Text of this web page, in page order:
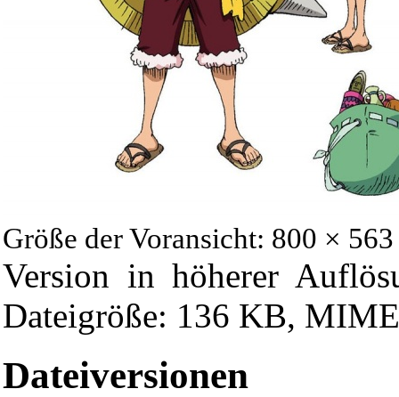
Größe der Voransicht: 800 ×
Version in höherer
Dateigröße: 136 KB,
Dateiversionen